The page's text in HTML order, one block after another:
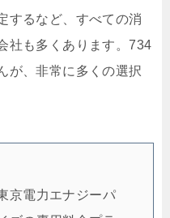
するなど、すべての消
社も多くあります。734
が、非常に多くの選択
京電力エナジーパ